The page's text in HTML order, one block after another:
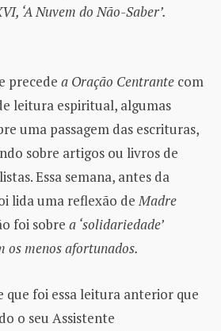
‘A Nuvem do Não-Saber’.
precede a Oração Centrante com
leitura espiritual, algumas
uma passagem das escrituras,
sobre artigos ou livros de
Essa semana, antes da
lida uma reflexão de Madre
foi sobre a ‘solidariedade’
os menos afortunados.
que foi essa leitura anterior que
o seu Assistente